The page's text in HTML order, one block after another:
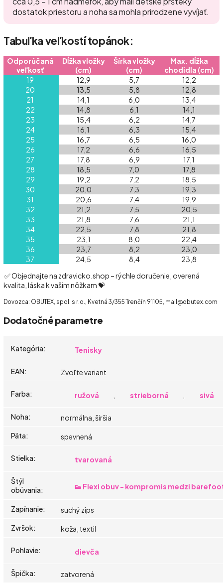
dostatok priestoru a noha sa mohla prirodzene vyvíjať.
Tabuľka veľkostí topánok:
Odporúčaná
veľkosť
Dĺžka vložky
(cm)
Šírka vložky
(cm)
Max. dĺžka
chodidla (cm)
19
12,9 5,7
12,2
20
13,5 5,8
12,8
21
14,1 6,0
13,4
22
14,8 6,1
14,1
23
15,4 6,2
14,7
24
16,1 6,3
15,4
25
16,7 6,5
16,0
26
17,2 6,6
16,5
27
17,8 6,9
17,1
28
18,5 7,0
17,8
29
19,2 7,2
18,5
30
20,0 7,3
19,3
31
20,6 7,4
19,9
32
21,2 7,5
20,5
33
21,8 7,6
21,1
34
22,5 7,8
21,8
35
23,1 8,0
22,4
36
23,7 8,2
23,0
37
24,5 8,4
23,8
✅ Objednajte na zdravicko.shop – rýchle doručenie, overená
kvalita, láska k vašim nôžkam 💝
Dovozca: OBUTEX, spol. s r.o., Kvetná 3/355 Trenčín 91105, mail@obutex.com
Dodatočné parametre
Kategória: Tenisky
EAN: Zvoľte variant
Farba: ružová strieborná sivá
Noha:
normálna, širšia
Päta: spevnená
Stielka: tvarovaná
Štýl
obúvania: 👟 Flexi obuv - kompromis medzi
Zapínanie:
suchý zips
Zvršok: koža, textil
Pohlavie: dievča
Špička: zatvorená